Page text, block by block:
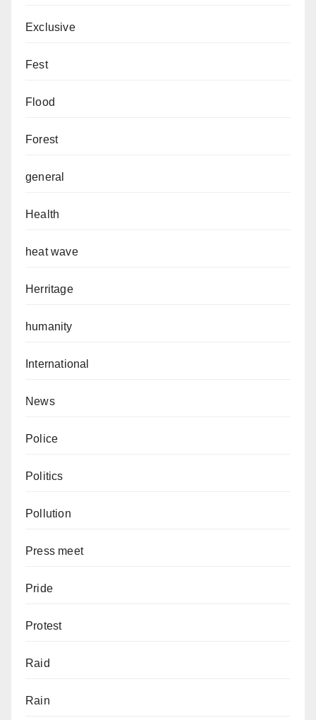
Exclusive
Fest
Flood
Forest
general
Health
heat wave
Herritage
humanity
International
News
Police
Politics
Pollution
Press meet
Pride
Protest
Raid
Rain